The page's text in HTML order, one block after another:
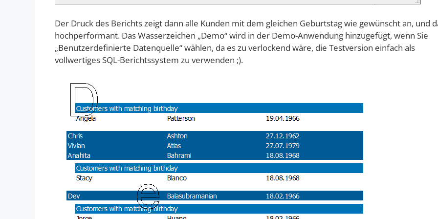
Der Druck des Berichts zeigt dann alle Kunden mit dem gleichen Geburtstag wie gewünscht an, und
hochperformant. Das Wasserzeichen „Demo“ wird in der Demo-Anwendung hinzugefügt, wenn Sie
„Benutzerdefinierte Datenquelle“ wählen, da es zu verlockend wäre, die Testversion einfach als
vollwertiges SQL-Berichtssystem zu verwenden ;).